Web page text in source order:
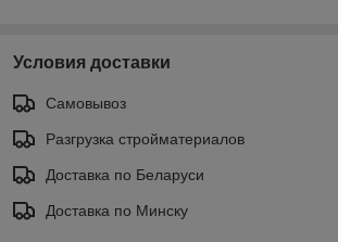
Условия доставки
Самовывоз
Разгрузка стройматериалов
Доставка по Беларуси
Доставка по Минску